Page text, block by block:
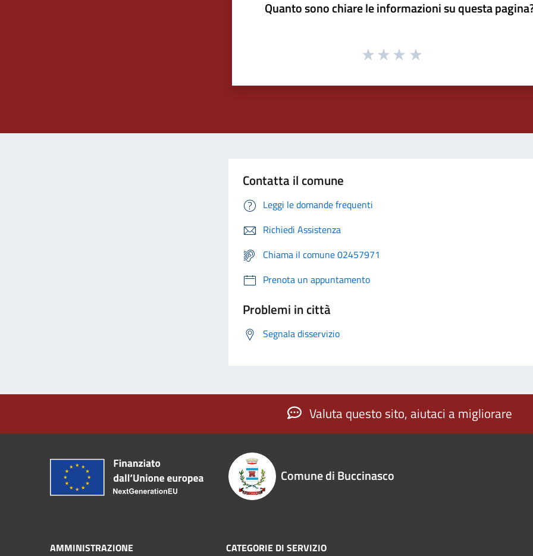
Quanto sono chiare le informazioni su questa
Contatta il comune
Leggi le domande frequenti
Richiedi Assistenza
Chiama il comune 02457971
Prenota un appuntamento
Problemi in città
Segnala disservizio
Valuta questo sito, aiutaci a migliorare
Comune di Buccinasco
AMMINISTRAZIONE CATEGORIE DI SERVIZIO